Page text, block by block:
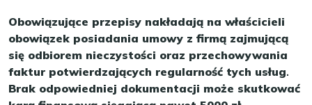
Obowiązujące przepisy nakładają na właścicieli
obowiązek posiadania umowy z firmą zajmującą
się odbiorem nieczystości oraz przechowywania
faktur potwierdzających regularność tych usług.
Brak odpowiedniej dokumentacji może skutkować